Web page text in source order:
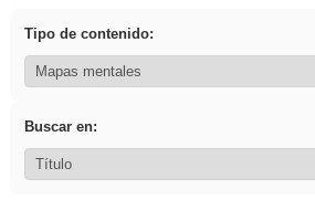
Tipo de contenido:
Buscar en: